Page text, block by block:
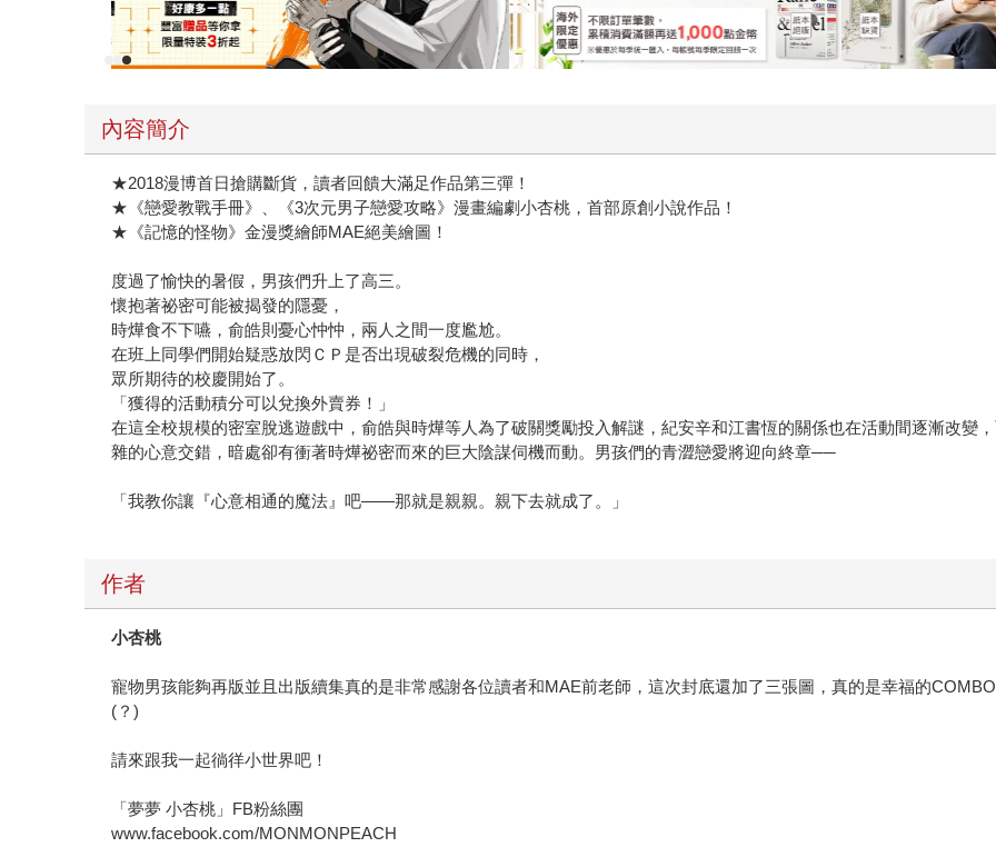
內容簡介
★2018漫博首日搶購斷貨，讀者回饋大滿足作品第三彈！
★《戀愛教戰手冊》、《3次元男子戀愛攻略》漫畫編劇小杏桃，首部原創小說作品！
★《記憶的怪物》金漫獎繪師MAE絕美繪圖！
度過了愉快的暑假，男孩們升上了高三。
懷抱著祕密可能被揭發的隱憂，
時燁食不下嚥，俞皓則憂心忡忡，兩人之間一度尷尬。
在班上同學們開始疑惑放閃ＣＰ是否出現破裂危機的同時，
眾所期待的校慶開始了。
「獲得的活動積分可以兌換外賣券！」
在這全校規模的密室脫逃遊戲中，俞皓與時燁等人為了破關獎勵投入解謎，紀安辛和江書恆的關係也在活動間逐漸改變
雜的心意交錯，暗處卻有衝著時燁祕密而來的巨大陰謀伺機而動。男孩們的青澀戀愛將迎向終章──
「我教你讓『心意相通的魔法』吧——那就是親親。親下去就成了。」
作者
小杏桃
寵物男孩能夠再版並且出版續集真的是非常感謝各位讀者和MAE前老師，這次封底還加了三張圖，真的是幸福的
(？)
請來跟我一起徜徉小世界吧！
「夢夢 小杏桃」FB粉絲團
www.facebook.com/MONMONPEACH